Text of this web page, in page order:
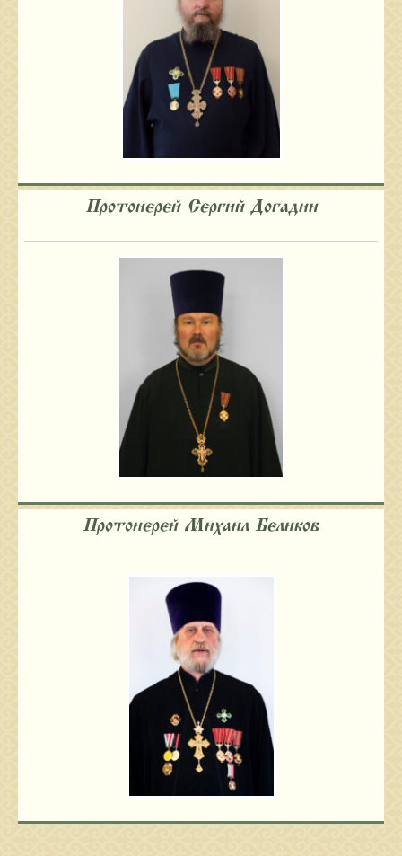
Протоиерей Сергий Догадин
Протоиерей Михаил Беликов